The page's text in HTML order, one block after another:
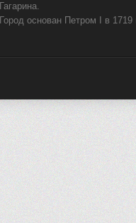
Гагарина.
Город основан Петром I в 1719